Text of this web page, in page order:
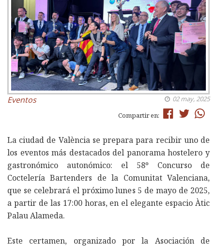
Eventos
02 may, 2025
Compartir en:
La ciudad de València se prepara para recibir uno de
los eventos más destacados del panorama hostelero y
gastronómico autonómico: el 58º Concurso de
Coctelería Bartenders de la Comunitat Valenciana,
que se celebrará el próximo lunes 5 de mayo de 2025,
a partir de las 17:00 horas, en el elegante espacio Àtic
Palau Alameda.
Este certamen, organizado por la Asociación de